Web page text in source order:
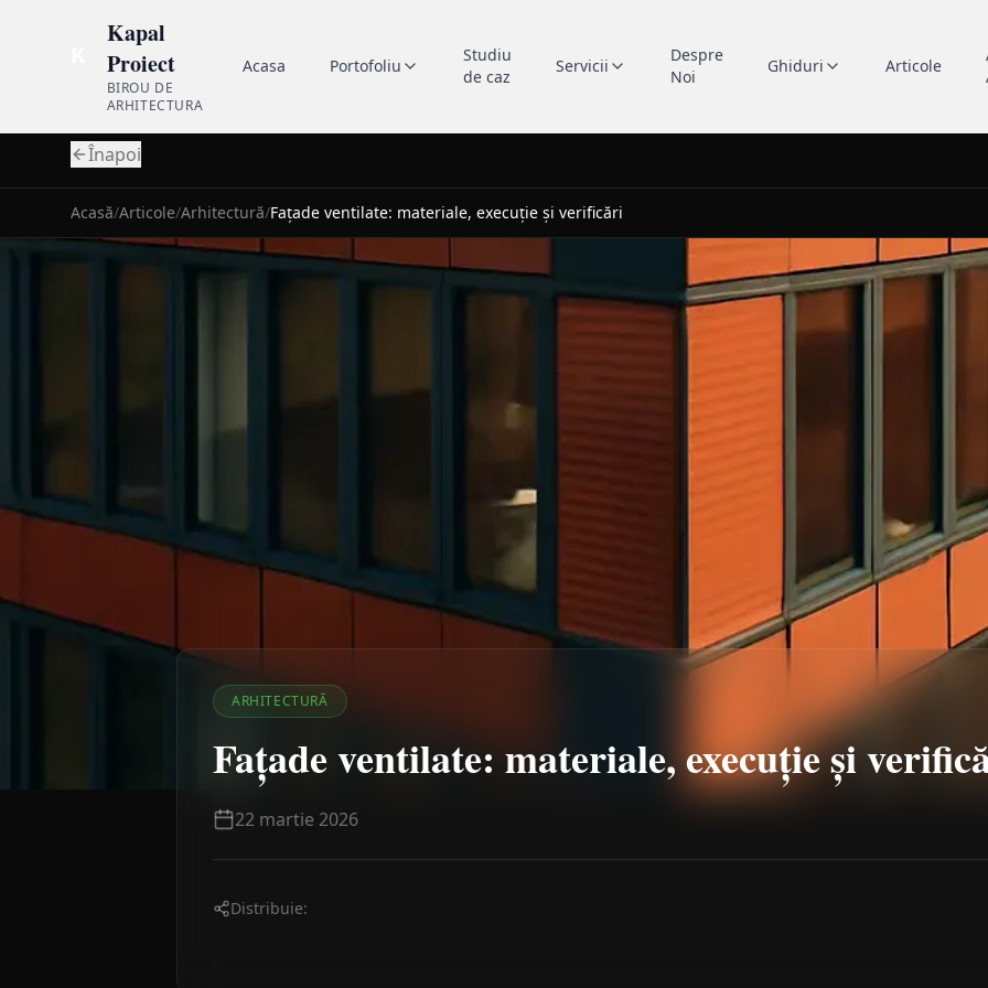
Kapal
Proiect
BIROU DE
ARHITECTURA
Acasa Portofoliu
Studiu
de caz
Servicii
Despre
Noi
Ghiduri Articole
Înapoi
Acasă/Articole/Arhitectură/Fațade ventilate: materiale, execuție și verificări
ARHITECTURĂ
Fațade ventilate: materiale, execuție și
22 martie 2026
Distribuie: